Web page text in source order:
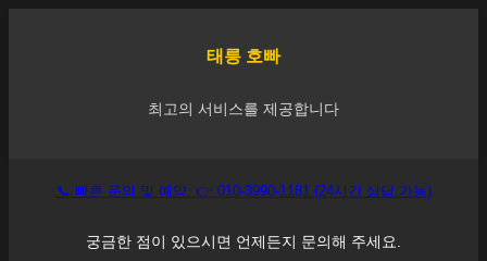
태릉 호빠
최고의 서비스를 제공합니다
📞 빠른 문의 및 예약: 👉 010-3990-1181 (24시간 상담 가능)
궁금한 점이 있으시면 언제든지 문의해 주세요.